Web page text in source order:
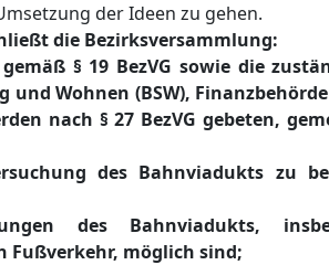
der Ideen zu gehen.
die Bezirksversammlung:
§ 19 BezVG sowie die
Wohnen (BSW),
nach § 27 BezVG gebeten,
des Bahnviadukts zu
des Bahnviadukts,
Fußverkehr, möglich sind;